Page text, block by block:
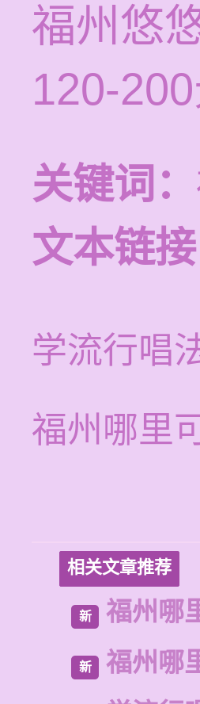
福州悠
120-
关键词：
文本链接
学流行唱
福州哪里
相关文章推荐
新 福州哪
新
福州哪